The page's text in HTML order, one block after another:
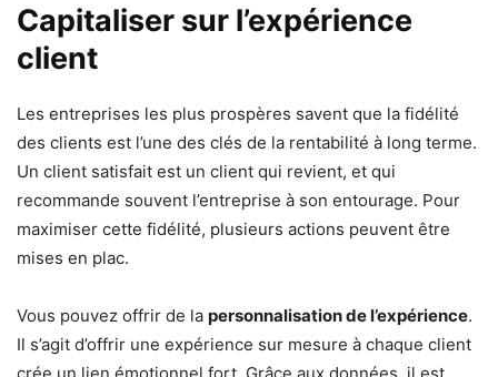
Capitaliser sur l’expérience
client
Les entreprises les plus prospères savent que la fidélité
des clients est l’une des clés de la rentabilité à long terme.
Un client satisfait est un client qui revient, et qui
recommande souvent l’entreprise à son entourage. Pour
maximiser cette fidélité, plusieurs actions peuvent être
mises en plac.
Vous pouvez offrir de la personnalisation de l’expérience.
Il s’agit d’offrir une expérience sur mesure à chaque client